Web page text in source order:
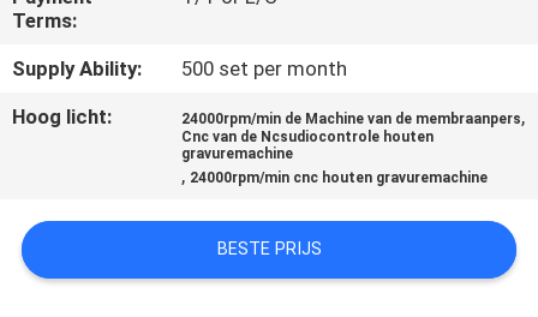
OM EEN
CITAAT
PRIVACY
POLICY
Terms:
Supply Ability:
500 set per month
Hoog licht:
24000rpm/min de Machine van de membraanpers,
Cnc van de Ncsudiocontrole houten
gravuremachine
, 24000rpm/min cnc houten gravuremachine
BESTE PRIJS